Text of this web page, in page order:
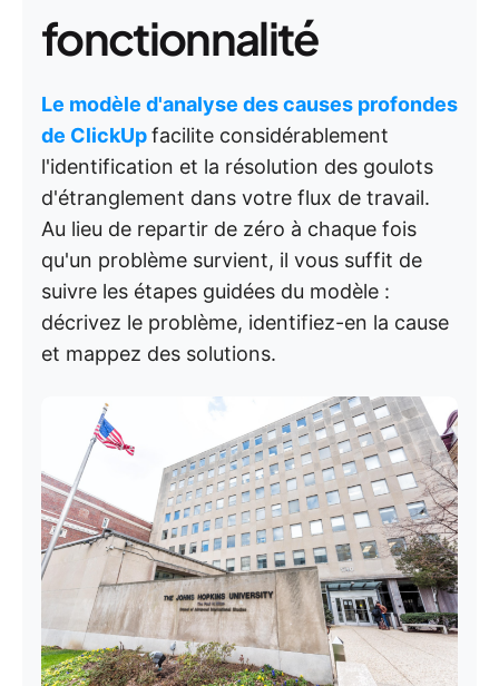
fonctionnalité
Le modèle d'analyse des causes profondes
de ClickUpfacilite considérablement
l'identification et la résolution des goulots
d'étranglement dans votre flux de travail.
Au lieu de repartir de zéro à chaque fois
qu'un problème survient, il vous suffit de
suivre les étapes guidées du modèle :
décrivez le problème, identifiez-en la cause
et mappez des solutions.